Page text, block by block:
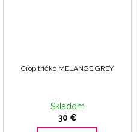
Crop tričko MELANGE GREY
Skladom
30 €